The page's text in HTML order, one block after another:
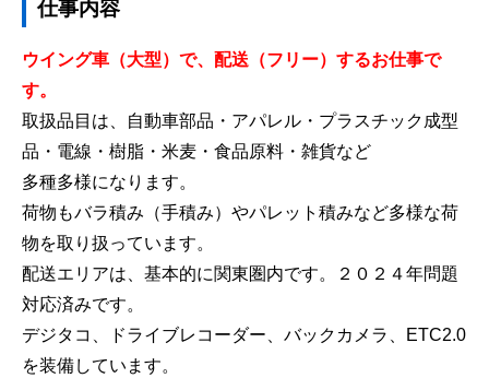
仕事内容
ウイング車（大型）で、配送（フリー）するお仕事で
す。
取扱品目は、自動車部品・アパレル・プラスチック成型
品・電線・樹脂・米麦・食品原料・雑貨など
多種多様になります。
荷物もバラ積み（手積み）やパレット積みなど多様な荷
物を取り扱っています。
配送エリアは、基本的に関東圏内です。２０２４年問題
対応済みです。
デジタコ、ドライブレコーダー、バックカメラ、ETC2.0
を装備しています。